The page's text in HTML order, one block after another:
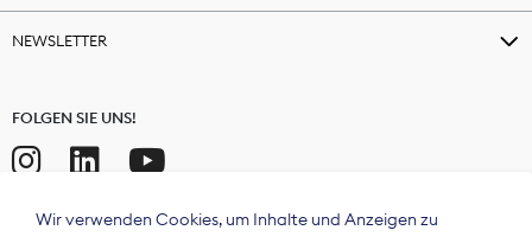
NEWSLETTER
FOLGEN SIE UNS!
Wir verwenden Cookies, um Inhalte und Anzeigen zu